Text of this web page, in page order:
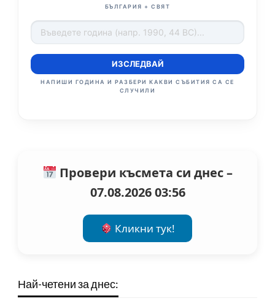
БЪЛГАРИЯ + СВЯТ
ИЗСЛЕДВАЙ
НАПИШИ ГОДИНА И РАЗБЕРИ КАКВИ СЪБИТИЯ СА СЕ
СЛУЧИЛИ
Провери късмета си днес –
07.08.2026 03:56
Кликни тук!
Най-четени за днес: